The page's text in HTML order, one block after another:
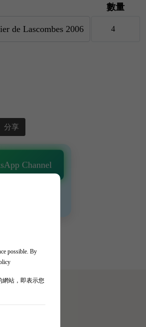
possible. By
網站，即表示您
數量
分享
Channel